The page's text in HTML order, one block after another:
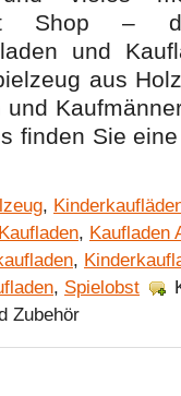
Shop –
und
aus
finden Sie
,
Kaufladen, Kaufladen
,
, Spielobst
Zubehör